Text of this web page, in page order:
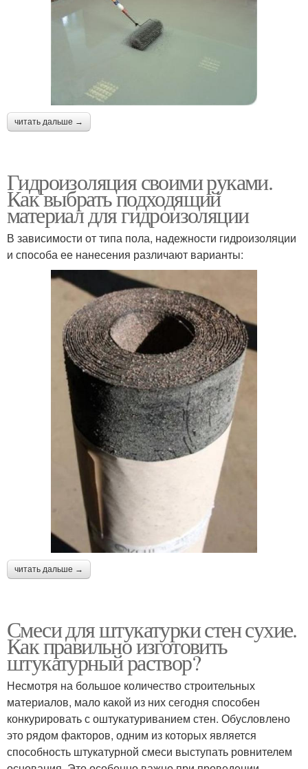
читать дальше →
Гидроизоляция своими руками.
Как выбрать подходящий
материал для гидроизоляции
В зависимости от типа пола, надежности гидроизоляции
и способа ее нанесения различают варианты:
читать дальше →
Смеси для штукатурки стен сухие.
Как правильно изготовить
штукатурный раствор?
Несмотря на большое количество строительных
материалов, мало какой из них сегодня способен
конкурировать с оштукатуриванием стен. Обусловлено
это рядом факторов, одним из которых является
способность штукатурной смеси выступать ровнителем